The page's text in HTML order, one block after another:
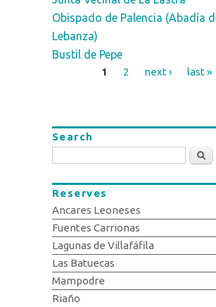
Obispado de Palencia (Abadía
Lebanza)
Bustil de Pepe
1 2 next › last »
Search
Search
Reserves
Ancares Leoneses
Fuentes Carrionas
Lagunas de Villafáfila
Las Batuecas
Mampodre
Riaño